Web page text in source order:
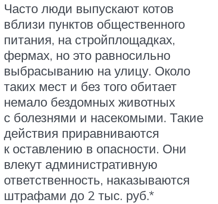
Часто люди выпускают котов
вблизи пунктов общественного
питания, на стройплощадках,
фермах, но это равносильно
выбрасыванию на улицу. Около
таких мест и без того обитает
немало бездомных животных
с болезнями и насекомыми. Такие
действия приравниваются
к оставлению в опасности. Они
влекут административную
ответственность, наказываются
штрафами до 2 тыс. руб.*